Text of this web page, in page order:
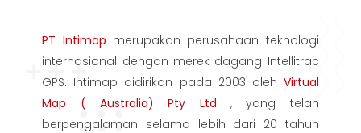
PT Intimap merupakan perusahaan teknologi
internasional dengan merek dagang Intellitrac
GPS. Intimap didirikan pada 2003 oleh Virtual
Map ( Australia) Pty Ltd , yang telah
berpengalaman selama lebih dari 20 tahun